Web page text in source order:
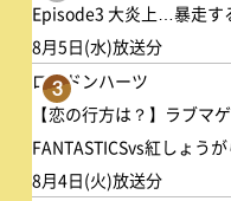
Episode3 大炎上…暴走す
8月5日(水)放送分
3
ロンドンハーツ
【恋の行方は？】ラブマ
FANTASTICSvs紅しょう
8月4日(火)放送分
午後 1:45
ANNニュース
午後 1:55